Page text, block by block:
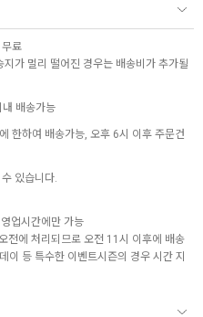
료
가 멀리 떨어진 경우는 배송비가 추가될
배송가능
한하여 배송가능, 오후 6시 이후 주문건
있습니다.
업시간에만 가능
전에 처리되므로 오전 11시 이후에 배송
이 등 특수한 이벤트시즌의 경우 시간 지